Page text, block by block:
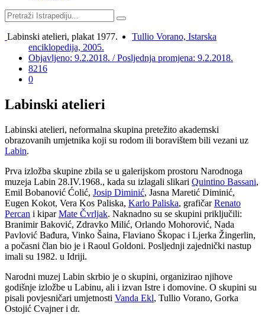
Labinski atelieri, plakat 1977.
Tullio Vorano, Istarska
enciklopedija, 2005.
Objavljeno: 9.2.2018. / Posljednja promjena: 9.2.2018.
8216
0
Labinski atelieri
Labinski atelieri, neformalna skupina pretežito akademski
obrazovanih umjetnika koji su rodom ili boravištem bili vezani uz
Labin.
Prva izložba skupine zbila se u galerijskom prostoru Narodnoga
muzeja Labin 28.IV.1968., kada su izlagali slikari Quintino Bassani,
Emil Bobanović Ćolić, Josip Diminić, Jasna Maretić Diminić,
Eugen Kokot, Vera Kos Paliska, Karlo Paliska, grafičarRenato
Percan i kiparMate Čvrljak. Naknadno su se skupini priključili:
Branimir Baković, Zdravko Milić, Orlando Mohorović, Nada
Pavlović Bađura, Vinko Šaina, Flaviano Škopac i Ljerka Žingerlin,
a počasni član bio je i Raoul Goldoni. Posljednji zajednički nastup
imali su 1982. u Idriji.
Narodni muzej Labin skrbio je o skupini, organizirao njihove
godišnje izložbe u Labinu, ali i izvan Istre i domovine. O skupini su
pisali povjesničari umjetnosti Vanda Ekl, Tullio Vorano, Gorka
Ostojić Cvajner i dr.